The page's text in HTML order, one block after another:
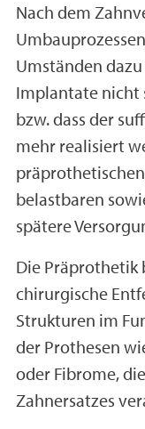
Nach dem
Umständen
Implantate nicht
bzw. dass der
mehr realisiert
belastbaren
spätere
Die Präprothetik
chirurgische
Strukturen im
der Prothesen
oder Fibrome,
Zahnersatzes